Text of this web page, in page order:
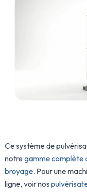
Ce système de
notre gamme complète
broyage. Pour une
ligne, voir nos